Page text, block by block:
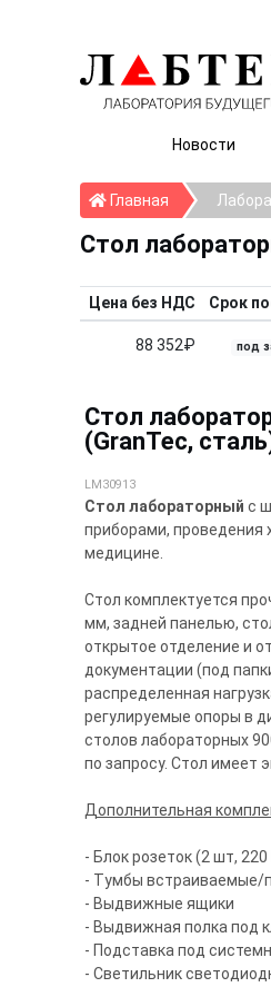
Новости
ГлавнаяГлавная
Стол
Цена без НДС Срок
88 352₽ под
Стол
(GranTec,
LM30913
Стол лабораторный с
приборами, проведения
медицине.
Стол комплектуется
мм, задней панелью,
открытое отделение и
документации (под
распределенная
регулируемые опоры в
столов лабораторных
по запросу. Стол имеет
Дополнительная
- Блок розеток (2 шт,
- Тумбы встраиваемые/
- Выдвижные ящики
- Выдвижная полка под
- Подставка под
- Светильник